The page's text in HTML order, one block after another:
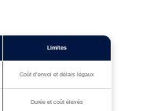
Limites
Coût d’envoi et délais légaux
Durée et coût élevés